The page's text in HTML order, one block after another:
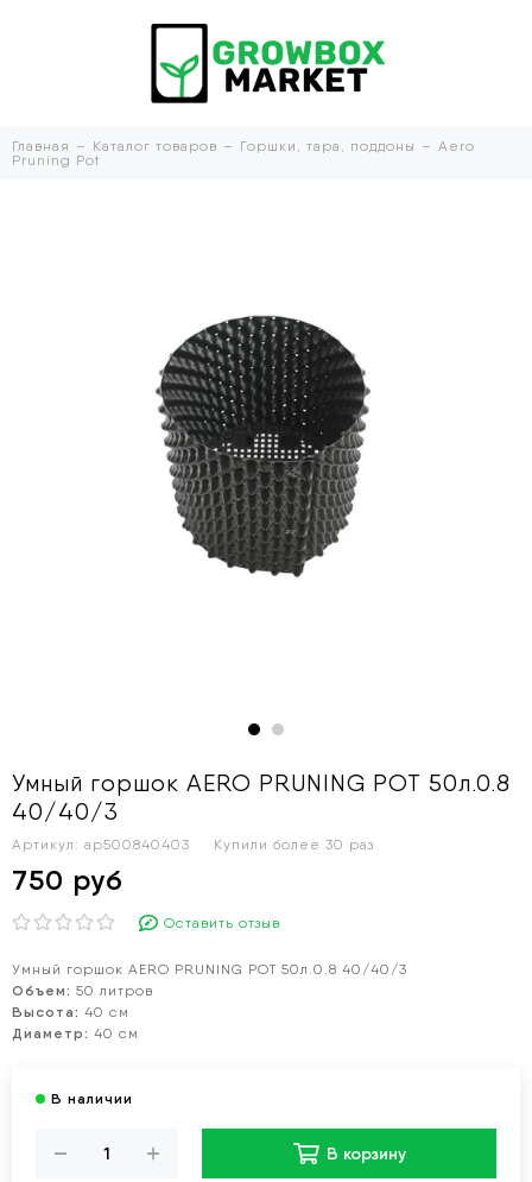
Главная Каталог товаров Горшки, тара, поддоны
Aero
Pruning Pot
Умный горшок AERO PRUNING POT 50л.0.8
40/40/3
Артикул: ap500840403 Купили более 30 раз
750 руб
Оставить отзыв
Умный горшок AERO PRUNING POT 50л.0.8 40/40/3
Объем: 50 литров
Высота: 40 см
Диаметр: 40 см
В корзину